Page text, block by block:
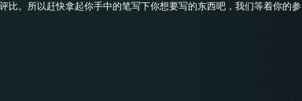
比。所以赶快拿起你手中的笔写下你想要写的东西吧，我们等着你的参